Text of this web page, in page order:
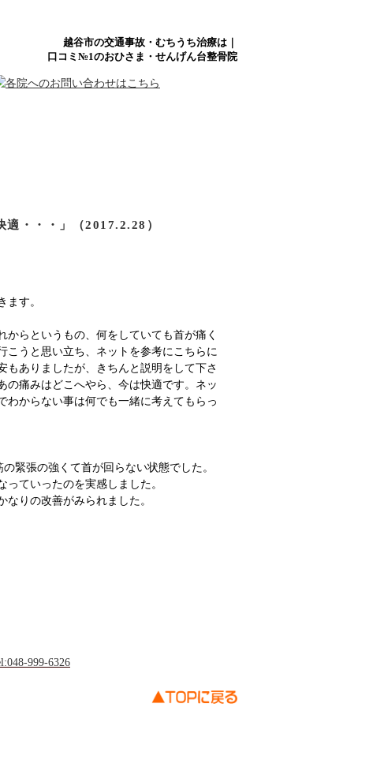
越谷市の交通事故・むちうち治療は｜
口コミ№1のおひさま・せんげん台整骨院
・・・」（2017.2.28）
す。
らというもの、何をしていても首が痛く
こうと思い立ち、ネットを参考にこちらに
ありましたが、きちんと説明をして下さ
の痛みはどこへやら、今は快適です。ネッ
わからない事は何でも一緒に考えてもらっ
緊張の強くて首が回らない状態でした。
ていったのを実感しました。
りの改善がみられました。